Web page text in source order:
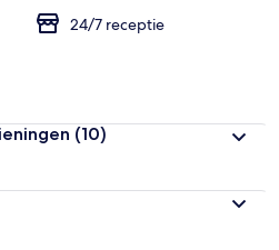
24/7 receptie
(10)